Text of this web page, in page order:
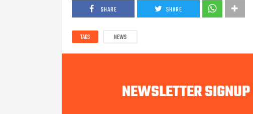
SHARE SHARE
TAGS NEWS
NEWSLETTER SIGNUP